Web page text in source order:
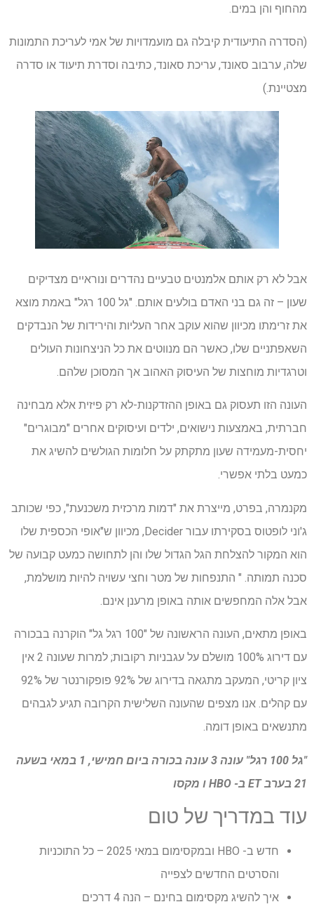
מהחוף והן במים.
(הסדרה התיעודית קיבלה גם מועמדויות של אמי לעריכת התמונות
שלה, ערבוב סאונד, עריכת סאונד, כתיבה וסדרת תיעוד או סדרה
מצטיינת.)
אבל לא רק אותם אלמנטים טבעיים נהדרים ונוראיים מצדיקים
שעון – זה גם בני האדם בולעים אותם. "גל 100 רגל" באמת מוצא
את זרימתו מכיוון שהוא עוקב אחר העליות והירידות של הנבדקים
השאפתניים שלו, כאשר הם מנווטים את כל הניצחונות העולים
וטרגדיות מוחצות של העיסוק האהוב אך המסוכן שלהם.
העונה הזו תעסוק גם באופן ההזדקנות-לא רק פיזית אלא מבחינה
חברתית, באמצעות נישואים, ילדים ועיסוקים אחרים "מבוגרים"
יחסית-מעמידה שעון מתקתק על חלומות הגולשים להשיג את
כמעט בלתי אפשרי.
מקנמרה, בפרט, מייצרת את "דמות מרכזית משכנעת", כפי שכותב
ג'וני לופטוס בסקירתו עבור Decider, מכיוון ש"אופי הכספית שלו
הוא המקור להצלחת הגל הגדול שלו והן לתחושה כמעט קבועה של
סכנה תמותה. " התנפחות של מטר וחצי עשויה להיות מושלמת,
אבל אלה המחפשים אותה באופן מרענן אינם.
באופן מתאים, העונה הראשונה של "100 רגל גל" הוקרנה בבכורה
עם דירוג 100% מושלם על עגבניות רקובות; למרות שעונה 2 אין
ציון קריטי, המעקב מתגאה בדירוג של 92% פופקורנטר של 92%
עם קהלים. אנו מצפים שהעונה השלישית הקרובה תגיע לגבהים
מתנשאים באופן דומה.
"גל 100 רגל" עונה 3 עונה בכורה ביום חמישי, 1 במאי בשעה
21 בערב ET ב- HBO ו
מקסו
עוד במדריך של טום
חדש ב- HBO ובמקסימום במאי 2025 – כל התוכניות
והסרטים החדשים לצפייה
איך להשיג מקסימום בחינם – הנה 4 דרכים